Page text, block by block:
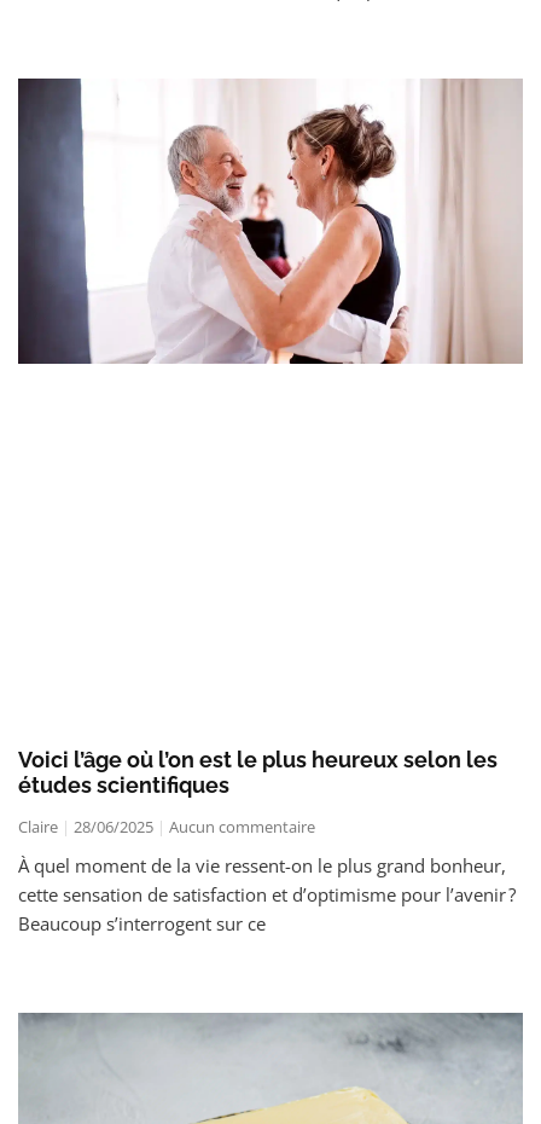
Voici l’âge où l’on est le plus heureux selon les
études scientifiques
Claire 28/06/2025 Aucun commentaire
À quel moment de la vie ressent-on le plus grand bonheur,
cette sensation de satisfaction et d’optimisme pour l’avenir ?
Beaucoup s’interrogent sur ce